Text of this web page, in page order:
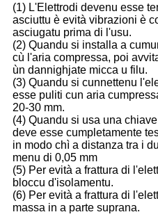
(1) L'Elettrodi devenu esse
asciuttu è evità vibrazioni è
asciugatu prima di l'usu.
(2) Quandu si installa a
cù l'aria compressa, poi
ùn dannighjate micca u filu.
(3) Quandu si cunnettenu
esse puliti cun aria
20-30 mm.
(4) Quandu si usa una
deve esse cumpletamente
in modo chì a distanza tra i
menu di 0,05 mm
(5) Per evità a frattura di
bloccu d'isolamentu.
(6) Per evità a frattura di
massa in a parte suprana.